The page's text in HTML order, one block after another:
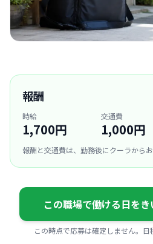
報酬
時給
1,700円
交通費
1,000円
報酬と交通費は、勤務後にクーラからお
この職場で働ける日をき
この時点で応募は確定しません。